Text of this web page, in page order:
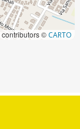
contributors © CARTO